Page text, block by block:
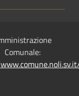
Comunale: